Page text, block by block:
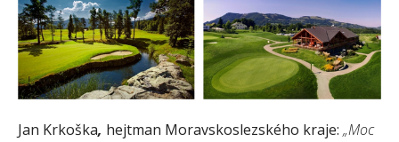
Jan Krkoška, hejtman Moravskoslezského kraje: „Moc